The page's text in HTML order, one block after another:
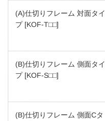
(A)仕切りフレーム 対面タイ
プ [KOF-T□□]
(B)仕切りフレーム 側面タイ
プ [KOF-S□□]
(B)仕切りフレーム 側面Cタ